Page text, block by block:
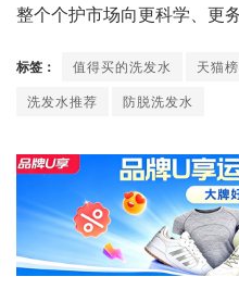
整个个护市场向更科学、更
标签： 值得买的洗发水 天猫
洗发水推荐
防脱洗发水